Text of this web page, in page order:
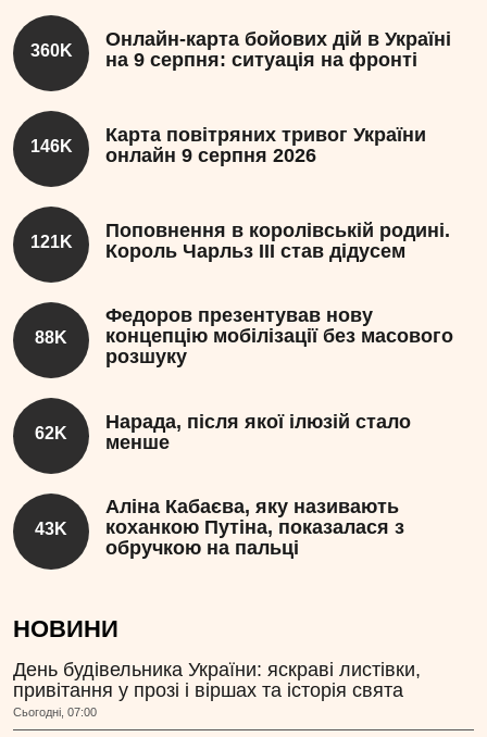
360K
Онлайн-карта бойових дій в Україні
на 9 серпня: ситуація на фронті
146K
Карта повітряних тривог України
онлайн 9 серпня 2026
121K
Поповнення в королівській родині.
Король Чарльз III став дідусем
88K
Федоров презентував нову
концепцію мобілізації без масового
розшуку
62K
Нарада, після якої ілюзій стало
менше
43K
Аліна Кабаєва, яку називають
коханкою Путіна, показалася з
обручкою на пальці
НОВИНИ
День будівельника України: яскраві листівки,
привітання у прозі і віршах та історія свята
Сьогодні, 07:00